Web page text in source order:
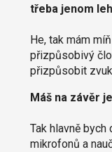
třeba jenom
He, tak mám
přizpůsobivý
přizpůsobit
Máš na závěr
Tak hlavně
mikrofonů a